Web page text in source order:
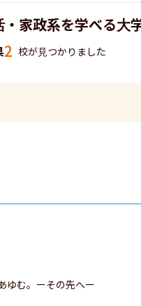
家政系を学べる大
2 校が見つかりました
ゆむ。ーその先へー